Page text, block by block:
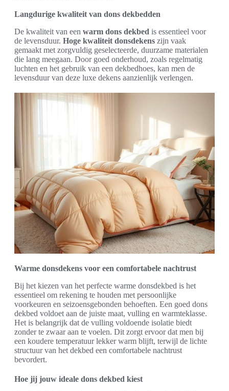
Langdurige kwaliteit van dons dekbedden
De kwaliteit van een warm dons dekbed is essentieel voor
de levensduur. Hoge kwaliteit donsdekens zijn vaak
gemaakt met zorgvuldig geselecteerde, duurzame materialen
die lang meegaan. Door goed onderhoud, zoals regelmatig
luchten en het gebruik van een dekbedhoes, kan men de
levensduur van deze luxe dekens aanzienlijk verlengen.
Warme donsdekens voor een comfortabele nachtrust
Bij het kiezen van het perfecte warme donsdekbed is het
essentieel om rekening te houden met persoonlijke
voorkeuren en seizoensgebonden behoeften. Een goed dons
dekbed voldoet aan de juiste maat, vulling en warmteklasse.
Het is belangrijk dat de vulling voldoende isolatie biedt
zonder te zwaar aan te voelen. Dit zorgt ervoor dat men bij
een koudere temperatuur lekker warm blijft, terwijl de lichte
structuur van het dekbed een comfortabele nachtrust
bevordert.
Hoe jij jouw ideale dons dekbed kiest